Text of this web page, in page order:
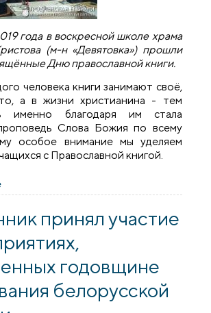
года в воскресной школе храма
(м-н «Девятовка») прошли
Дню православной книги.
человека книги занимают своё,
а в жизни христианина - тем
именно благодаря им стала
Слова Божия по всему
особое внимание мы уделяем
с Православной книгой.
Христова прошло занятие, посвященное
принял участие
годовщине
белорусской